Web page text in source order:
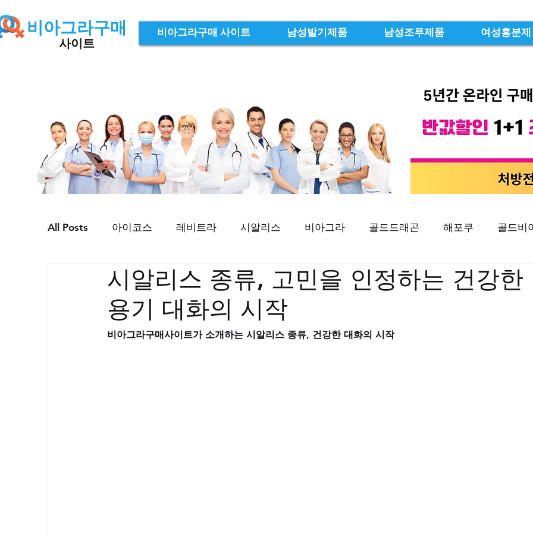
비아그라구매
사이트
비아그라구매 사이트 남성발기제품 남성조루제품 여성흥분제
All Posts 아이코스 레비트라 시알리스 비아그라 골드드래곤 해포쿠 골드비
골드시알리스 프릴리지 필름형센트립 비맥스 필름형비닉스 카마그라 칵스
아드레닌 프로코밀
시알리스 종류, 고민을 인정하는 건강한
용기 대화의 시작
비아그라구매사이트가 소개하는 시알리스 종류, 건강한 대화의 시작